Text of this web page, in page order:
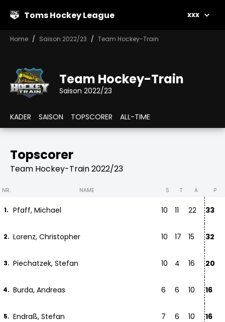
Toms Hockey League xxx
Home Saison 2022/23 Team Hockey-Train
Team Hockey-Train
Saison 2022/23
KADER SAISON TOPSCORER ALL-TIME
Topscorer
Team Hockey-Train 2022/23
NR. NAME S T A P
1. Pfaff, Michael 10 11 22 33
2. Lorenz, Christopher 10 17 15 32
3. Piechatzek, Stefan 10 4 16 20
4. Burda, Andreas 6 6 10 16
5. Endraß, Stefan 7 6 10 16